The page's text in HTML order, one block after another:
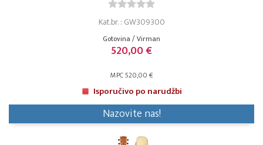
Kat.br. : GW309300
Gotovina / Virman
520,00 €
MPC 520,00 €
Isporučivo po narudžbi
Nazovite nas!